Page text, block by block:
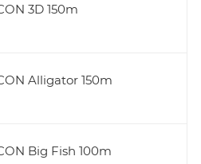
3D 150m
Alligator 150m
Big Fish 100m